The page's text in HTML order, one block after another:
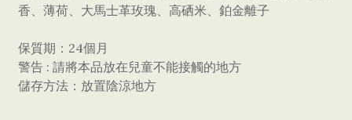
香、薄荷、大馬士革玫瑰、高硒米、鉑金離子
保質期：24個月
警告 : 請將本品放在兒童不能接觸的地方
儲存方法：放置陰涼地方